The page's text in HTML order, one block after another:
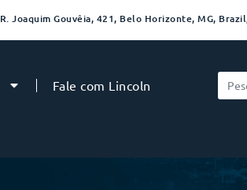
R. Joaquim Gouvêia, 421, Belo Horizonte, MG,
Fale com Lincoln